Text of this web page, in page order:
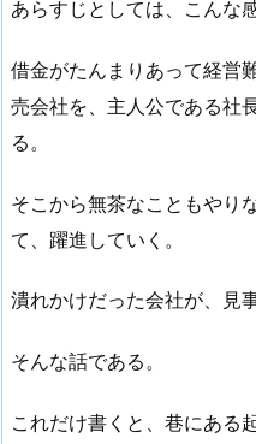
あらすじとしては、こんな
借金がたんまりあって経営
売会社を、主人公である社
る。
そこから無茶なこともやり
て、躍進していく。
潰れかけだった会社が、見
そんな話である。
これだけ書くと、巷にある